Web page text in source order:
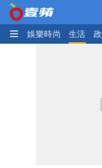
熱門 娛樂時尚 生活
高希均辭世